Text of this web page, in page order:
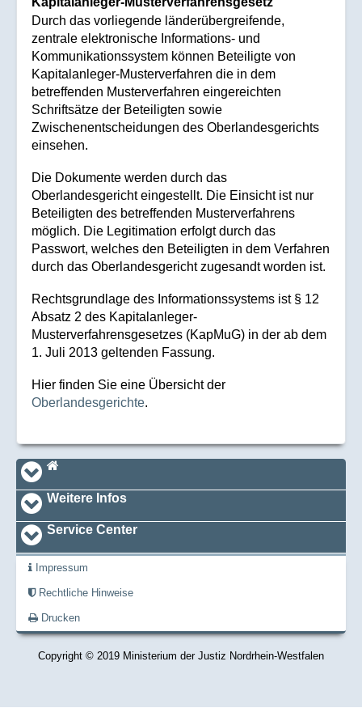
Durch das vorliegende länderübergreifende,
zentrale elektronische Informations- und
Kommunikationssystem können Beteiligte von
Kapitalanleger-Musterverfahren die in dem
betreffenden Musterverfahren eingereichten
Schriftsätze der Beteiligten sowie
Zwischenentscheidungen des Oberlandesgerichts
einsehen.
Die Dokumente werden durch das
Oberlandesgericht eingestellt. Die Einsicht ist nur
Beteiligten des betreffenden Musterverfahrens
möglich. Die Legitimation erfolgt durch das
Passwort, welches den Beteiligten in dem Verfahren
durch das Oberlandesgericht zugesandt worden ist.
Rechtsgrundlage des Informationssystems ist § 12
Absatz 2 des Kapitalanleger-
Musterverfahrensgesetzes (KapMuG) in der ab dem
1. Juli 2013 geltenden Fassung.
Hier finden Sie eine Übersicht der
Oberlandesgerichte.
Navi_footer
Startseite
Weitere Infos
Service Center
Impressum
Rechtliche Hinweise
Drucken
Copyright © 2019 Ministerium der Justiz Nordrhein-Westfalen